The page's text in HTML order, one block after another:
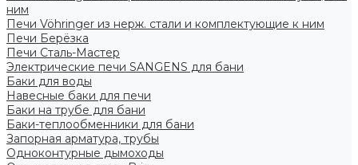
ним
Печи Vöhringer из нерж. стали и комплектующие к ним
Печи Берёзка
Печи Сталь-Мастер
Электрические печи SANGENS для бани
Баки для воды
Навесные баки для печи
Баки на трубе для бани
Баки-теплообменники для бани
Запорная арматура, трубы
Одноконтурные дымоходы